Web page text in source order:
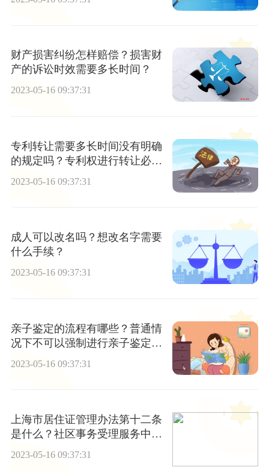
财产损害纠纷怎样赔偿？损害财
产的诉讼时效需要多长时间？
2023-05-16 09:37:31
专利转让需要多长时间没有明确
的规定吗？专利权进行转让必须
2023-05-16 09:37:31
成人可以改名吗？想改名字需要
什么手续？
2023-05-16 09:37:31
亲子鉴定的流程有哪些？普通情
况下不可以强制进行亲子鉴定
2023-05-16 09:37:31
上海市居住证管理办法第十二条
是什么？社区事务受理服务中心
2023-05-16 09:37:31